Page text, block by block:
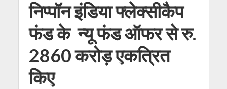
निप्पॉन इंडिया फ्लेक्सीकैप
फंड के न्यू फंड ऑफर से रु.
2860 करोड़ एकत्रित
किए